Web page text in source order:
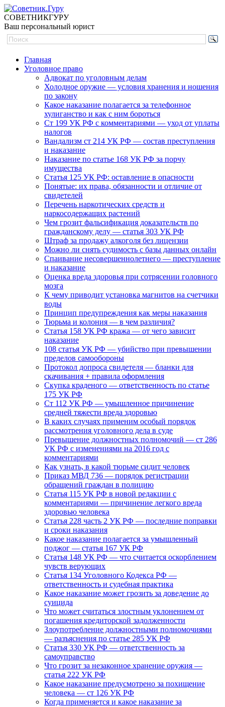
СОВЕТНИКГУРУ
Ваш персональный юрист
Главная
Уголовное право
Адвокат по уголовным делам
Холодное оружие — условия хранения и ношения
по закону
Какое наказание полагается за телефонное
хулиганство и как с ним бороться
Ст 199 УК РФ с комментариями — уход от уплаты
налогов
Вандализм ст 214 УК РФ — состав преступления
и наказание
Наказание по статье 168 УК РФ за порчу
имущества
Статья 125 УК РФ: оставление в опасности
Понятые: их права, обязанности и отличие от
свидетелей
Перечень наркотических средств и
наркосодержащих растений
Чем грозит фальсификация доказательств по
гражданскому делу — статья 303 УК РФ
Штраф за продажу алкоголя без лицензии
Можно ли снять судимость с базы данных онлайн
Спаивание несовершеннолетнего — преступление
и наказание
Оценка вреда здоровья при сотрясении головного
мозга
К чему приводит установка магнитов на счетчики
воды
Принцип предупреждения как меры наказания
Тюрьма и колония — в чем различия?
Статья 158 УК РФ кража — от чего зависит
наказание
108 статья УК РФ — убийство при превышении
пределов самообороны
Протокол допроса свидетеля — бланки для
скачивания + правила оформления
Скупка краденого — ответственность по статье
175 УК РФ
Ст 112 УК РФ — умышленное причинение
средней тяжести вреда здоровью
В каких случаях применим особый порядок
рассмотрения уголовного дела в суде
Превышение должностных полномочий — ст 286
УК РФ с изменениями на 2016 год с
комментариями
Как узнать, в какой тюрьме сидит человек
Приказ МВД 736 — порядок регистрации
обращений граждан в полицию
Статья 115 УК РФ в новой редакции с
комментариями — причинение легкого вреда
здоровью человека
Статья 228 часть 2 УК РФ — последние поправки
и сроки наказания
Какое наказание полагается за умышленный
поджог — статья 167 УК РФ
Статья 148 УК РФ — что считается оскорблением
чувств верующих
Статья 134 Уголовного Кодекса РФ —
ответственность и судебная практика
Какое наказание может грозить за доведение до
суицида
Что может считаться злостным уклонением от
погашения кредиторской задолженности
Злоупотребление должностными полномочиями
— разъяснения по статье 285 УК РФ
Статья 330 УК РФ — ответственность за
самоуправство
Что грозит за незаконное хранение оружия —
статья 222 УК РФ
Какое наказание предусмотрено за похищение
человека — ст 126 УК РФ
Когда применяется и какое наказание за